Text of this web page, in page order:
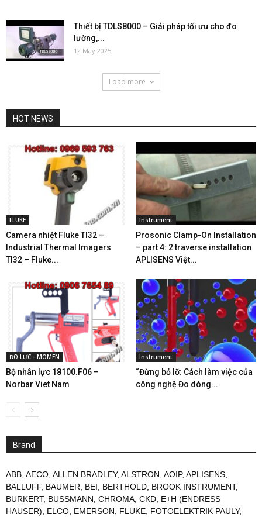
Thiết bị TDLS8000 – Giải pháp tối ưu cho đo
lường,...
12 May 2025
Load more
HOT NEWS
FLUKE
Camera nhiệt Fluke TI32 –
Industrial Thermal Imagers
TI32 – Fluke...
Instrument
Prosonic Clamp-On Installation
– part 4: 2 traverse installation
APLISENS Việt...
ĐO LỰC - MOMEN
Bộ nhân lực 18100.F06 –
Norbar Viet Nam
Instrument
“Đừng bỏ lỡ: Cách làm việc của
công nghệ Đo dòng...
Brand
ABB, AECO, ALLEN BRADLEY, ALSTRON, AOIP, APLISENS,
BALLUFF, BAUMER, BEI, BERTHOLD, BROOK INSTRUMENT,
BURKERT, BUSSMANN, CHROMA, CKD, E+H (ENDRESS
HAUSER), ELCO, EMERSON, FLUKE, FOTOELEKTRIK PAULY,